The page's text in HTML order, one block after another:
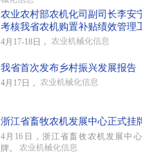
农业农村部农机化司副司长李安
考核我省农机购置补贴绩效管理
4月17-18日， 农业机械化信息
我省首次发布乡村振兴发展报告
4月17日， 农业机械化信息
浙江省畜牧农机发展中心正式挂
4月16日，浙江省畜牧农机发展中
牌。 农业机械化信息